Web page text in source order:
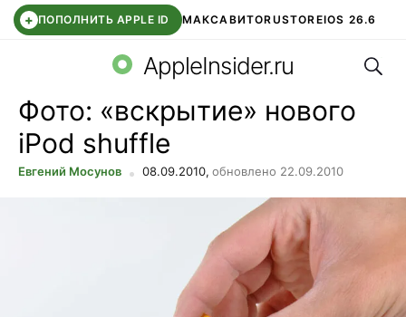
+ ПОПОЛНИТЬ APPLE ID МАКСАВИТОRUSTOREIOS 26.6
СБЕР КИДС ВТБ ОНЛАЙН ЧАТ В ROBLOX
AppleInsider.ru
Фото: «вскрытие» нового
iPod shuffle
Евгений Мосунов 08.09.2010, обновлено 22.09.2010